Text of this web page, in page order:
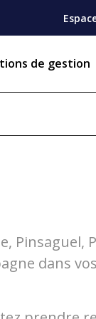
de gestion
Pinsaguel,
dans